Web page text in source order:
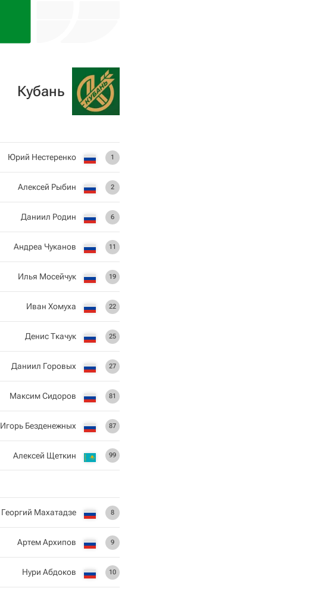
Кубань
1
Юрий Нестеренко
2
Алексей Рыбин
6
Даниил Родин
11
Андреа Чуканов
19
Илья Мосейчук
22
Иван Хомуха
25
Денис Ткачук
27
Даниил Горовых
81
Максим Сидоров
87
Игорь Безденежных
99
Алексей Щеткин
8
Георгий Махатадзе
9
Артем Архипов
10
Нури Абдоков